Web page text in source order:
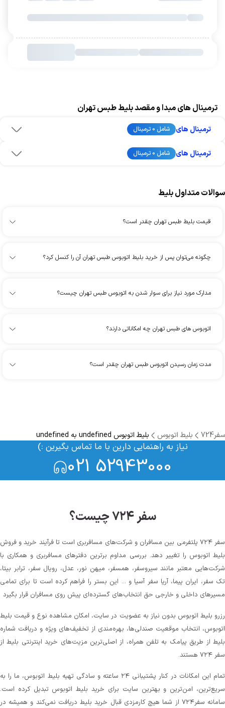
ترمینال های مبدا و مقصد بلیط طبس تهران
ترمینال های شامل 0 ترمینال
ترمینال های شامل 0 ترمینال
سوالات متداول بلیط
قیمت بلیط طبس تهران چقدر است؟
چگونه می‌توان پس از خرید بلیط اتوبوس طبس تهران آن را کنسل کرد؟
مدارک مورد نیاز برای سوار شدن به اتوبوس طبس تهران چیست؟
اتوبوس های طبس تهران چه امکاناتی دارند؟
مدت زمان رسیدن اتوبوس طبس تهران چقدر است؟
سفر724 بلیط اتوبوس بلیط اتوبوس undefined به undefined
نیاز به راهنمایی دارین با ما تماس بگیرین :)
021 52943000
سفر ۷۲۴ چیست؟
سفر ۷۲۴ پلتفرمی بین مسافران و شرکت‌های مسافربری است تا فرآیند خرید و فروش
بلیط اتوبوس را تغییر دهد. بررسی مداوم برترین دفترهای مسافربری و همکاری با
شرکت‌هایی معتبر مانند سیروسفر، همسفر، میهن‌ نور، عدل، رویال سفر، ترابر بیتا،
تک سفر، ایران پیما، آریا سفر آسیا و ... این بستر را فراهم کرده است تا برای تمامی
مسیرهای داخلی و خارجی حق انتخاب‌های گسترده‌ای پیش روی مسافران قرار بگیرد
رزرو بلیط اتوبوس بدون نیاز به عضویت در سایت، امکان مشاهده نوع و قیمت بلیط
اتوبوس، انتخاب موقعیت صندلی‌ها، بهره‌مندی از تخفیف‌های ویژه و دریافت شماره‌
بلیط از طریق پیامک به تلفن همراه، از اصلی‌ترین مزیت‌های خرید اینترنتی بلیط از
سفر ۷۲۴ هستند.
تمام این امکانات در کنار پشتیبانی‌ ۲۴ ساعته و سادگی تهیه بلیط اتوبوس، ما را به
سریع‌ترین، امن‌ترین و بهترین سایت برای خرید بلیط اتوبوس تبدیل کرده است.
سامانه سفر۷۲۴ از شما هیچ کارمزدی قبال خرید بلیط دریافت نمی‌کند و همیشه در